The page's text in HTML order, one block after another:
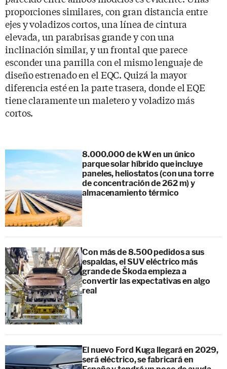
proporciones similares, con gran distancia entre
ejes y voladizos cortos, una línea de cintura
elevada, un parabrisas grande y con una
inclinación similar, y un frontal que parece
esconder una parrilla con el mismo lenguaje de
diseño estrenado en el EQC. Quizá la mayor
diferencia esté en la parte trasera, donde el EQE
tiene claramente un maletero y voladizo más
cortos.
8.000.000 de kW en un único
parque solar híbrido que incluye
paneles, heliostatos (con una torre
de concentración de 262 m) y
almacenamiento térmico
Con más de 8.500 pedidos a sus
espaldas, el SUV eléctrico más
grande de Škoda empieza a
convertir las expectativas en algo
real
El nuevo Ford Kuga llegará en 2029,
será eléctrico, se fabricará en